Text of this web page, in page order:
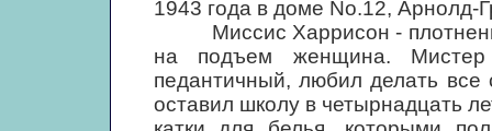
1943 года в доме No.12, Арнолд-
Миссис Харрисон -
на подъем женщина.
педантичный, любил делать все
оставил школу в четырнадцать